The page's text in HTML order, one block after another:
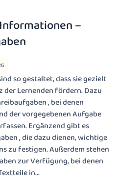
–
so gestaltet, dass sie gezielt
der Lernenden fördern. Dazu
, bei denen
der vorgegebenen Aufgabe
Ergänzend gibt es
, die dazu dienen, wichtige
zu festigen. Außerdem stehen
zur Verfügung, bei denen
in...